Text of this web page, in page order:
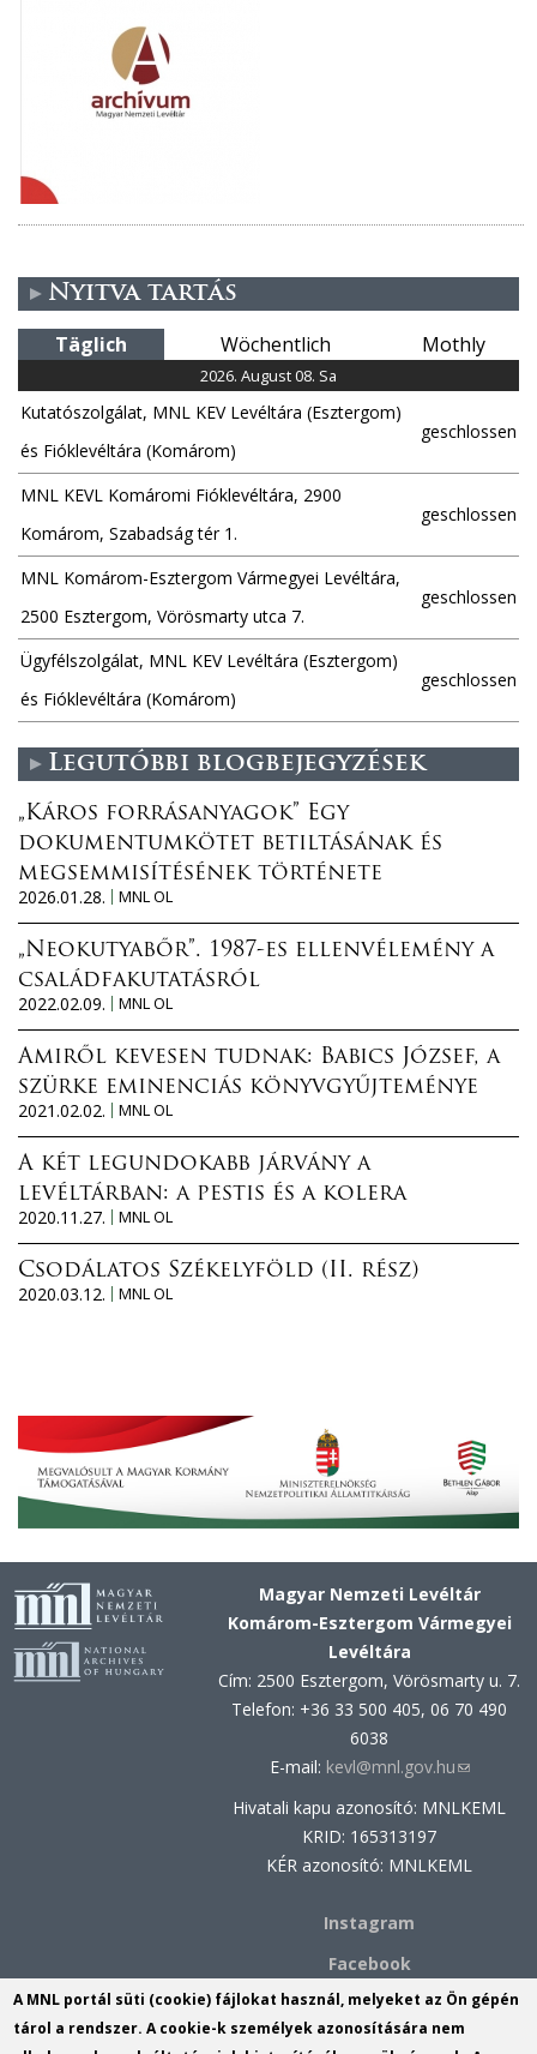
Nyitva tartás
Täglich Wöchentlich Mothly
2026. August 08. Sa
Kutatószolgálat, MNL KEV Levéltára (Esztergom)
és Fióklevéltára (Komárom)
geschlossen
MNL KEVL Komáromi Fióklevéltára, 2900
Komárom, Szabadság tér 1.
geschlossen
MNL Komárom-Esztergom Vármegyei Levéltára,
2500 Esztergom, Vörösmarty utca 7.
geschlossen
Ügyfélszolgálat, MNL KEV Levéltára (Esztergom)
és Fióklevéltára (Komárom)
geschlossen
Legutóbbi blogbejegyzések
„Káros forrásanyagok” Egy
dokumentumkötet betiltásának és
megsemmisítésének története
2026.01.28.
MNL OL
„Neokutyabőr”. 1987-es ellenvélemény a
családfakutatásról
2022.02.09.
MNL OL
Amiről kevesen tudnak: Babics József, a
szürke eminenciás könyvgyűjteménye
2021.02.02.
MNL OL
A két legundokabb járvány a
levéltárban: a pestis és a kolera
2020.11.27.
MNL OL
Csodálatos Székelyföld (II. rész)
2020.03.12.
MNL OL
Magyar Nemzeti Levéltár
Komárom-Esztergom Vármegyei
Levéltára
Cím: 2500 Esztergom, Vörösmarty u. 7.
Telefon: +36 33 500 405, 06 70 490
6038
E-mail: kevl@mnl.gov.hu(link
Hivatali kapu azonosító: MNLKEML
KRID: 165313197
KÉR azonosító: MNLKEML
Instagram
Facebook
MNL Komárom-Esztergom
Vármegyei Levéltárának Komáromi
A MNL portál süti (cookie) fájlokat használ, melyeket az Ön gépén
tárol a rendszer. A cookie-k személyek azonosítására nem